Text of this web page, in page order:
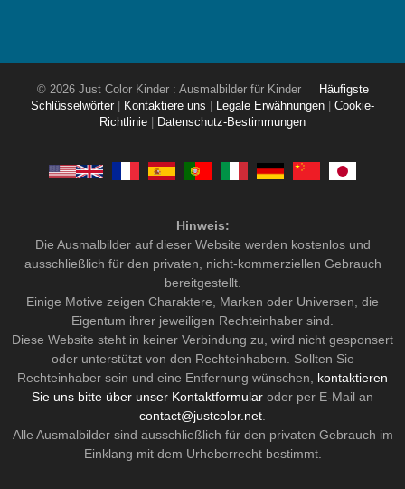
© 2026 Just Color Kinder : Ausmalbilder für Kinder
Häufigste
Schlüsselwörter
Kontaktiere uns Legale Erwähnungen
Cookie-
Richtlinie
Datenschutz-Bestimmungen
Hinweis:
Die Ausmalbilder auf dieser Website werden kostenlos und
ausschließlich für den privaten, nicht-kommerziellen Gebrauch
bereitgestellt.
Einige Motive zeigen Charaktere, Marken oder Universen, die
Eigentum ihrer jeweiligen Rechteinhaber sind.
Diese Website steht in keiner Verbindung zu, wird nicht gesponsert
oder unterstützt von den Rechteinhabern. Sollten Sie
Rechteinhaber sein und eine Entfernung wünschen, kontaktieren
Sie uns bitte über unser Kontaktformular oder per E-Mail an
contact@justcolor.net.
Alle Ausmalbilder sind ausschließlich für den privaten Gebrauch im
Einklang mit dem Urheberrecht bestimmt.